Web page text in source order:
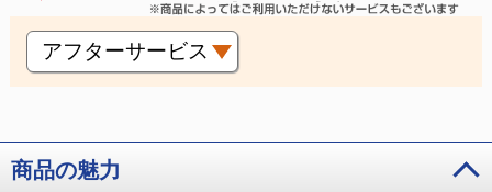
アフターサービス
商品の魅力